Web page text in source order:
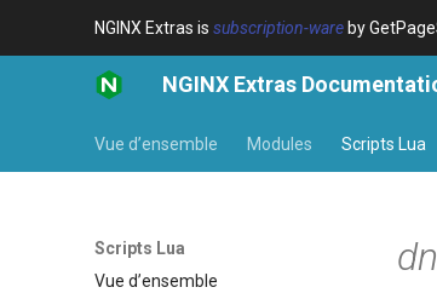
NGINX Extras is subscription-ware by
NGINX Extras
Vue d’ensemble Modules Scripts Lua
Scripts Lua
Vue d’ensemble